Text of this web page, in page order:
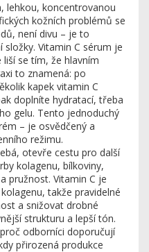
, lehkou, koncentrovanou
kožních problémů se
není divu – je to
Vitamin C sérum je
se tím, že hlavním
to znamená: po
kapek vitamin C
doplníte hydratací, třeba
gelu. Tento jednoduchý
– je osvědčený a
režimu.
otevře cestu pro další
kolagenu, bílkoviny,
pružnost. Vitamin C je
takže pravidelné
a snižovat drobné
strukturu a lepší tón.
odborníci doporučují
přirozená produkce